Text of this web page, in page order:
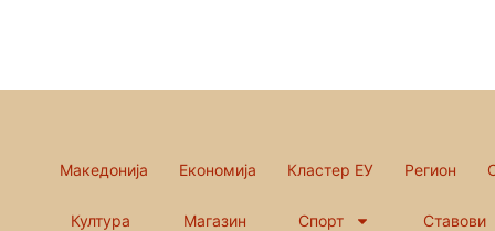
Македонија Економија Кластер ЕУ Регион
Култура Магазин Спорт Ставови